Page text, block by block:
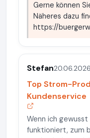
Gerne können
Näheres dazu
https://
Stefan20.06.2026
Top Strom-
Kundenservice
Wenn ich
funktioniert, zum